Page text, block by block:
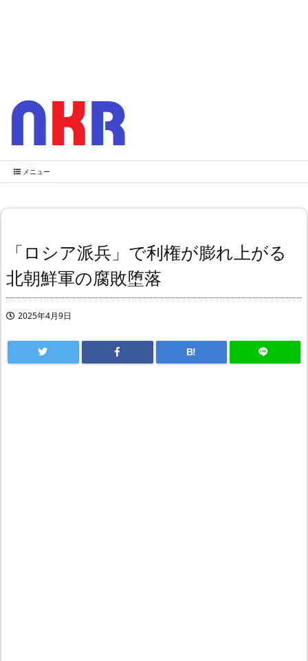
メニュー
「ロシア派兵」で利権が膨れ上がる
北朝鮮軍の腐敗堕落
2025年4月9日
B!